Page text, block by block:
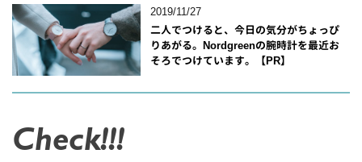
2019/11/27
二人でつけると、今日の気分がちょっぴ
りあがる。Nordgreenの腕時計を最近お
そろでつけています。【PR】
Check!!!